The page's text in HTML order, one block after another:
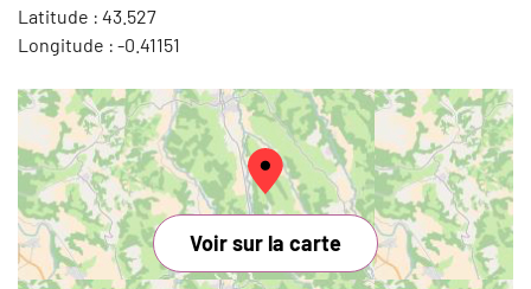
Latitude : 43.527
Longitude : -0.41151
Voir sur la carte